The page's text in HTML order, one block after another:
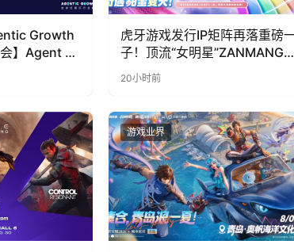
Growth
】Agent 时
虎牙游戏发行IP矩阵再落重磅
子！顶流“女明星”ZANMANG
LOOPY 正版3D消除手游《消
奇遇》惊喜曝光
20小时前
游戏业界